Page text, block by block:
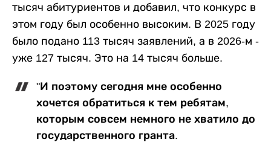
тысяч абитуриентов и добавил, что конкурс в
этом году был особенно высоким. В 2025 году
было подано 113 тысяч заявлений, а в 2026-м -
уже 127 тысяч. Это на 14 тысяч больше.
"И поэтому сегодня мне особенно
хочется обратиться к тем ребятам,
которым совсем немного не хватило до
государственного гранта.